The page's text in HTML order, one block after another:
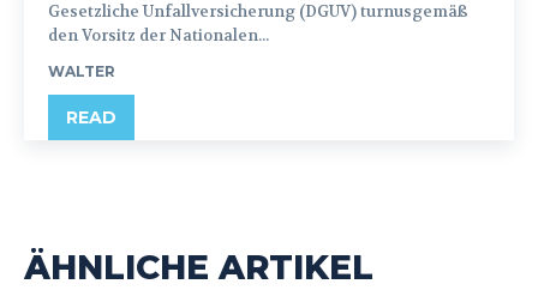
Gesetzliche Unfallversicherung (DGUV) turnusgemäß
den Vorsitz der Nationalen...
WALTER
READ
ÄHNLICHE ARTIKEL